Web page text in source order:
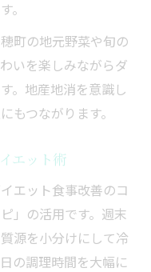
。
町の地元野菜や旬の
いを楽しみながらダ
。地産地消を意識し
もつながります。
エット術
エット食事改善のコ
」の活用です。週末
源を小分けにして冷
の調理時間を大幅に